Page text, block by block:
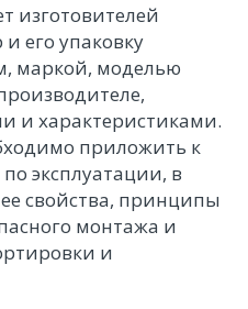
изготовителей
его упаковку
маркой, моделью
и характеристиками.
приложить к
эксплуатации, в
свойства, принципы
монтажа и
и